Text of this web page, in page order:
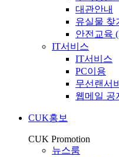
대관안내
유실물 찾
안전교육
IT서비스
IT서비스
PC이용
무선랜서
웹메일 공
CUK홍보
CUK Promotion
뉴스룸